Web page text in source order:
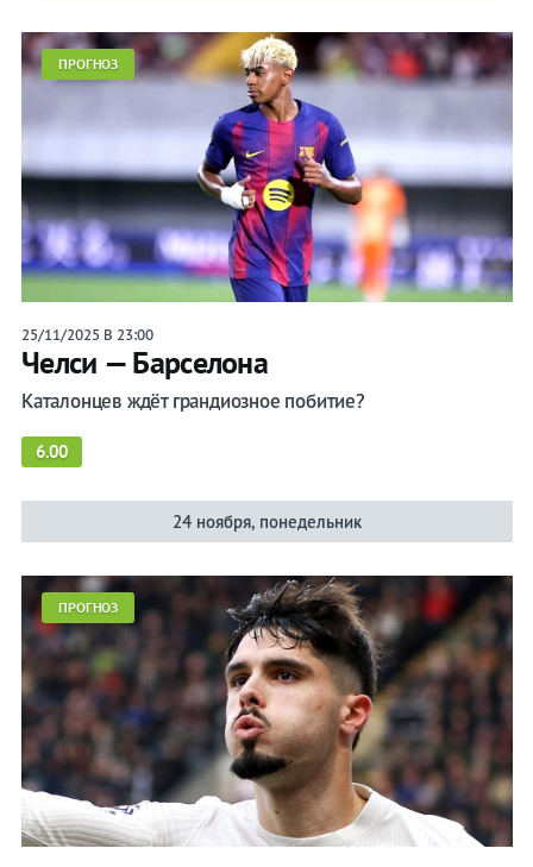
ПРОГНОЗ
25/11/2025 В 23:00
Челси — Барселона
Каталонцев ждёт грандиозное побитие?
6.00
24 ноября, понедельник
ПРОГНОЗ